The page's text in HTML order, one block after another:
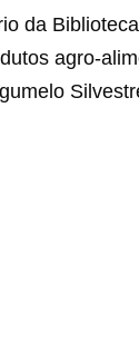
da
agro-